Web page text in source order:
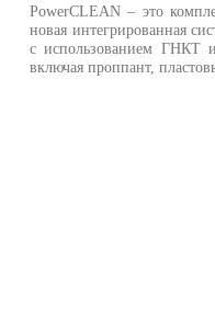
PowerCLEAN – это
новая интегрированная
с использованием ГНКТ и
включая проппант,